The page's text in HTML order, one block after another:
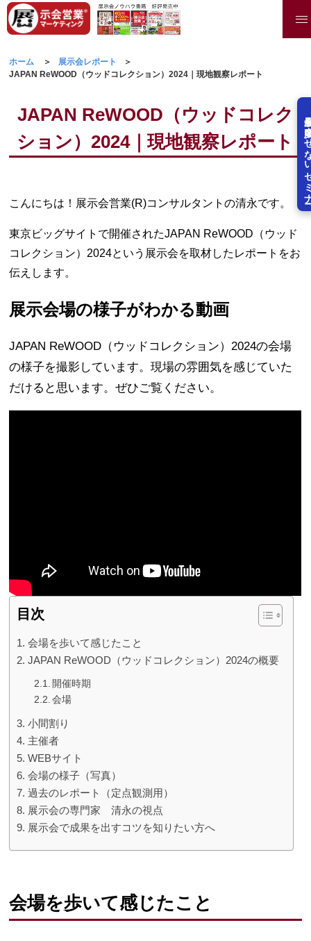
展示会を失
ホーム
展示会レポート
JAPAN ReWOOD（ウッドコレクション）2024｜現地観察レポート
JAPAN ReWOOD（ウッドコレク
ション）2024｜現地観察レポート
こんにちは！展示会営業(R)コンサルタントの清永です。
東京ビッグサイトで開催されたJAPAN ReWOOD（ウッド
コレクション）2024という展示会を取材したレポートをお
伝えします。
展示会場の様子がわかる動画
JAPAN ReWOOD（ウッドコレクション）2024の会場
の様子を撮影しています。現場の雰囲気を感じていた
だけると思います。ぜひご覧ください。
目次
会場を歩いて感じたこと
JAPAN ReWOOD（ウッドコレクション）2024の概要
開催時期
会場
小間割り
主催者
WEBサイト
会場の様子（写真）
過去のレポート（定点観測用）
展示会の専門家 清永の視点
展示会で成果を出すコツを知りたい方へ
会場を歩いて感じたこと